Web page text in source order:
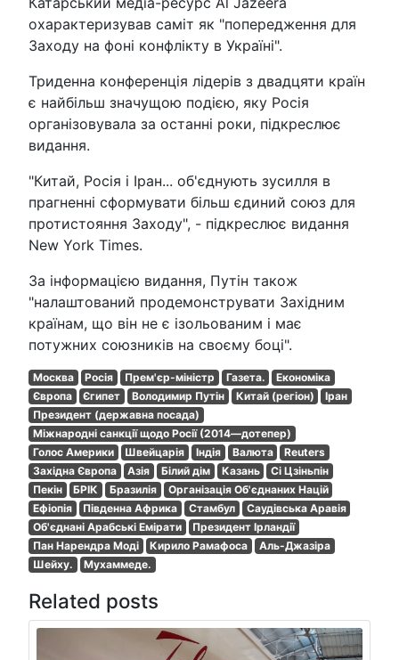
охарактеризував саміт як "попередження для
Заходу на фоні конфлікту в Україні".
Триденна конференція лідерів з двадцяти країн
є найбільш значущою подією, яку Росія
організовувала за останні роки, підкреслює
видання.
"Китай, Росія і Іран... об'єднують зусилля в
прагненні сформувати більш єдиний союз для
протистояння Заходу", - підкреслює видання
New York Times.
За інформацією видання, Путін також
"налаштований продемонструвати Західним
країнам, що він не є ізольованим і має
потужних союзників на своєму боці".
Москва Росія Прем'єр-міністр Газета.
Економіка
Європа
Єгипет Володимир Путін Китай (регіон)
Іран
Президент (державна посада)
Міжнародні санкції щодо Росії (2014—дотепер)
Голос Америки
Швейцарія Індія Валюта
Reuters
Західна Європа
Азія Білий дім Казань
Сі Цзіньпін
Пекін
БРІК Бразилія
Організація Об'єднаних Націй
Ефіопія
Південна Африка Стамбул
Саудівська Аравія
Об'єднані Арабські Емірати
Президент Ірландії
Пан Нарендра Моді
Кирило Рамафоса
Аль-Джазіра
Шейху.
Мухаммеде.
Related posts